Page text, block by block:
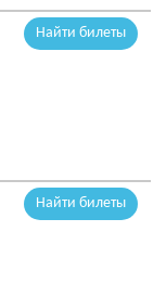
Найти билеты
Найти билеты